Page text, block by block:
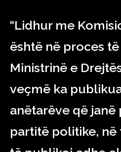
“Lidhur me
është në proces
Ministrinë e
veçmë ka
anëtarëve që
partitë politike, në